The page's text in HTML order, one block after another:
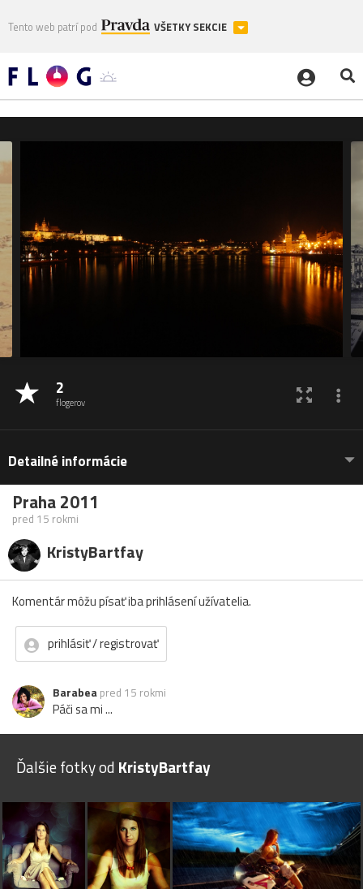
Tento web patrí pod VŠETKY SEKCIE
2
flogerov
Detailné informácie
Praha 2011
pred 15 rokmi
KristyBartfay
Komentár môžu písať iba prihlásení užívatelia.
prihlásiť / registrovať
Barabea pred 15 rokmi
Páči sa mi ...
Ďalšie fotky od KristyBartfay